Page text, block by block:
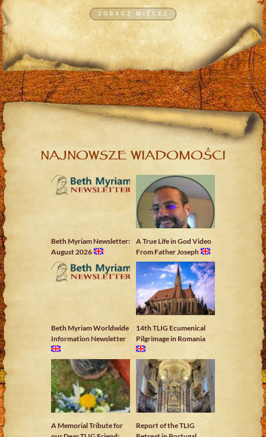
ZOBACZ WIĘCEJ
NAJNOWSZE WIADOMOŚCI
Beth Myriam Newsletter:
August 2026
A True Life in God Video
From Father Joseph
Beth Myriam Worldwide
Information Newsletter
14th TLIG Ecumenical
Pilgrimage in Romania
A Memorial Tribute for
Report of the TLIG